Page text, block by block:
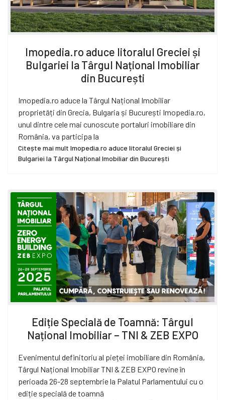
Imopedia.ro aduce litoralul Greciei și
Bulgariei la Târgul Național Imobiliar
din București
Imopedia.ro aduce la Târgul Național Imobiliar
proprietăți din Grecia, Bulgaria și București Imopedia.ro,
unul dintre cele mai cunoscute portaluri imobiliare din
România, va participa la
Citește mai mult Imopedia.ro aduce litoralul Greciei și
Bulgariei la Târgul Național Imobiliar din București
Ediție Specială de Toamnă: Târgul
Național Imobiliar – TNI & ZEB EXPO
Evenimentul definitoriu al pieței imobiliare din România,
Târgul Național Imobiliar TNI & ZEB EXPO revine în
perioada 26-28 septembrie la Palatul Parlamentului cu o
ediție specială de toamnă